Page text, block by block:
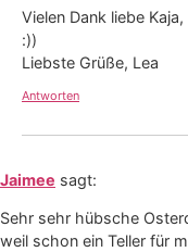
Vielen Dank liebe
:))
Liebste Grüße, Lea
Antworten
Jaimee sagt:
Sehr sehr hübsche
weil schon ein Teller für